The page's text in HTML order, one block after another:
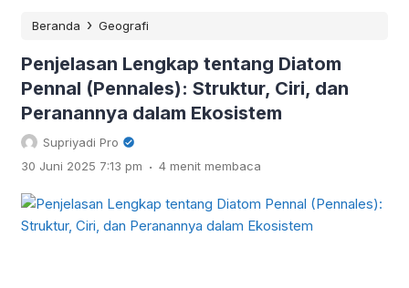
Beranda › Geografi
Penjelasan Lengkap tentang Diatom
Pennal (Pennales): Struktur, Ciri, dan
Peranannya dalam Ekosistem
Supriyadi Pro
30 Juni 2025 7:13 pm . 4 menit membaca